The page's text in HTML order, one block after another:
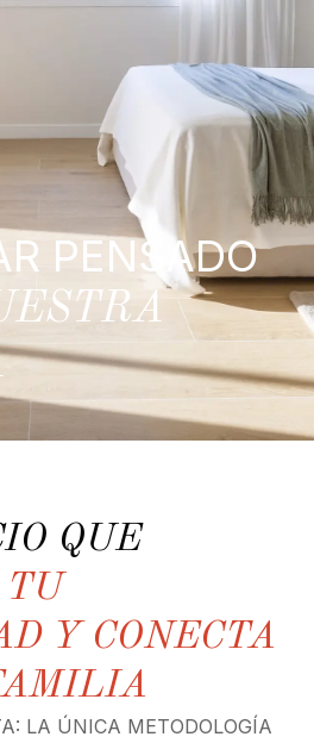
PENSADO
QUE
TU
Y CONECTA
LA ÚNICA METODOLOGÍA